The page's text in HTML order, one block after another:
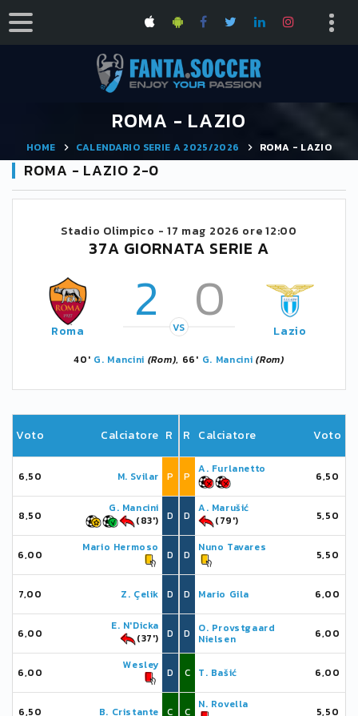
ROMA - LAZIO
HOME CALENDARIO SERIE A 2025/2026 ROMA - LAZIO
ROMA - LAZIO 2-0
Stadio Olimpico - 17 mag 2026 ore 12:00
37A GIORNATA SERIE A
Roma 2 0
VS Lazio
40' G. Mancini (Rom), 66' G. Mancini (Rom)
Voto Calciatore R
6,50 M. Svilar P
8,50
G. Mancini
(83')
D
6,00
Mario Hermoso
D
7,00 Z. Çelik D
6,00
E. N'Dicka
(37')
D
6,00
Wesley
D
6,50 B. Cristante C
R Calciatore Voto
P
A. Furlanetto
6,50
D
A. Marušić
(79')
5,50
D
Nuno Tavares
5,50
D Mario Gila 6,00
D O. Provstgaard
Nielsen 6,00
C T. Bašić 6,00
C
N. Rovella
5,50